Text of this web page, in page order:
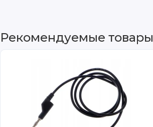
Рекомендуемые товары